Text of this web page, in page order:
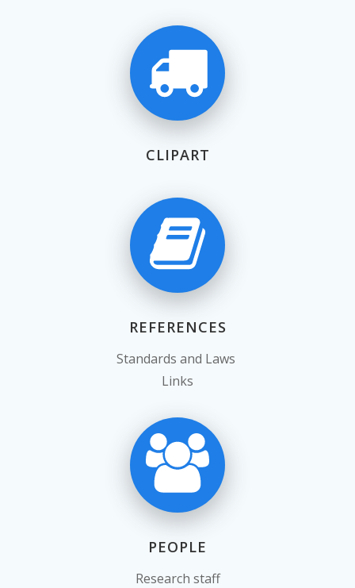
CLIPART
REFERENCES
Standards and Laws
Links
PEOPLE
Research staff